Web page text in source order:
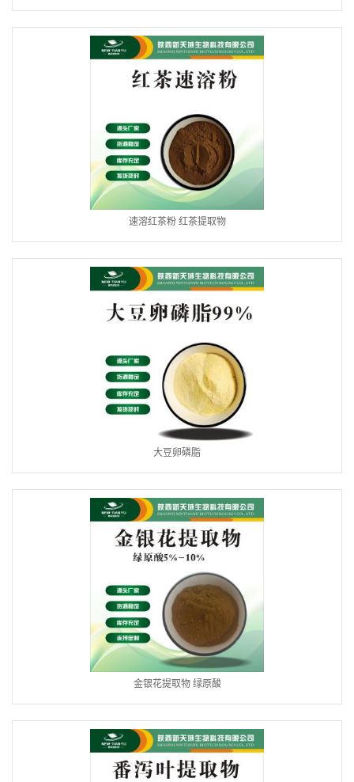
速溶红茶粉 红茶提取物
大豆卵磷脂
金银花提取物 绿原酸